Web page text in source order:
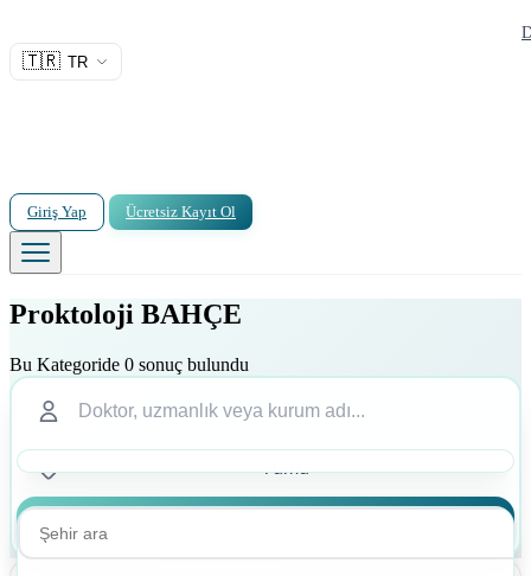
🇹🇷 TR
Giriş Yap Ücretsiz Kayıt Ol
Proktoloji BAHÇE
Bu Kategoride 0 sonuç bulundu